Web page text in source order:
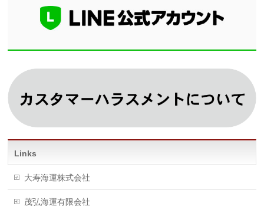
Links
大寿海運株式会社
茂弘海運有限会社